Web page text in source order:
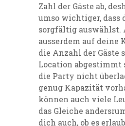
Zahl der Gäste ab,
umso wichtiger, dass
sorgfältig auswählst.
ausserdem auf deine
die Anzahl der Gäste
Location abgestimmt
die Party nicht
genug Kapazität
können auch viele
das Gleiche
dich auch, ob es